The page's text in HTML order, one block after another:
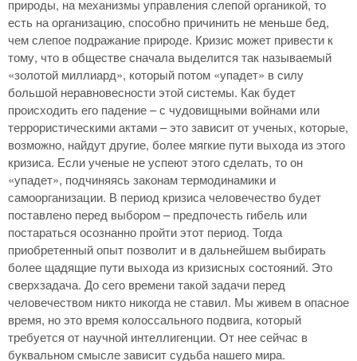
природы, на механизмы управления слепой органикой, то
есть на организацию, способно причинить не меньше бед,
чем слепое подражание природе. Кризис может привести к
тому, что в обществе сначала выделится так называемый
«золотой миллиард», который потом «упадет» в силу
большой неравновесности этой системы. Как будет
происходить его падение – с чудовищными войнами или
террористическими актами – это зависит от ученых, которые,
возможно, найдут другие, более мягкие пути выхода из этого
кризиса. Если ученые не успеют этого сделать, то он
«упадет», подчиняясь законам термодинамики и
самоорганизации. В период кризиса человечество будет
поставлено перед выбором – предпочесть гибель или
постараться осознанно пройти этот период. Тогда
приобретенный опыт позволит и в дальнейшем выбирать
более щадящие пути выхода из кризисных состояний. Это
сверхзадача. До сего времени такой задачи перед
человечеством никто никогда не ставил. Мы живем в опасное
время, но это время колоссального подвига, который
требуется от научной интеллигенции. От нее сейчас в
буквальном смысле зависит судьба нашего мира.